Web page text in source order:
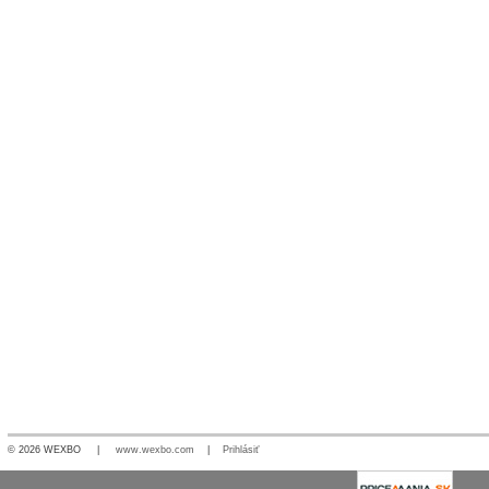
© 2026 WEXBO | www.wexbo.com Prihlásiť